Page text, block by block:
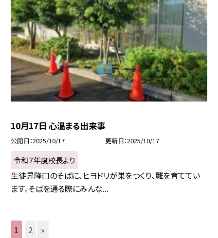
10月17日 心温まる出来事
公開日 2025/10/17 更新日 2025/10/17
令和７年度校長より
生徒昇降口のそばに、ヒヨドリが巣をつくり、雛を育ててい
ます。そばを通る際にみんな...
1 2 »